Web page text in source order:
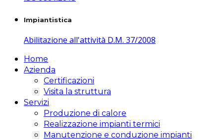
Impiantistica
Abilitazione all'attività D.M. 37/2008
Home
Azienda
Certificazioni
Visita la struttura
Servizi
Produzione di calore
Realizzazione impianti termici
Manutenzione e conduzione impianti